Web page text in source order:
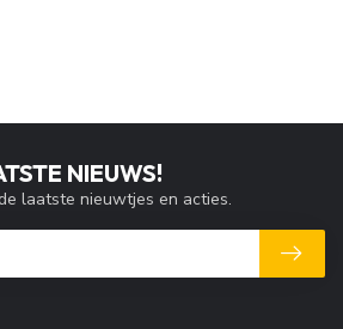
NIEUWS!
laatste nieuwtjes en acties.